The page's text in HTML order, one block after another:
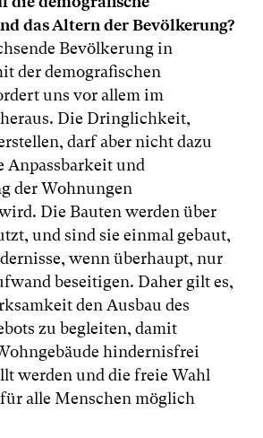
das Altern der Bevölkerung?
Bevölkerung in
der demografischen
uns vor allem im
Die Dringlichkeit,
darf aber nicht dazu
Anpassbarkeit und
der Wohnungen
Die Bauten werden über
und sind sie einmal gebaut,
wenn überhaupt, nur
beseitigen. Daher gilt es,
den Ausbau des
zu begleiten, damit
hindernisfrei
werden und die freie Wahl
alle Menschen möglich